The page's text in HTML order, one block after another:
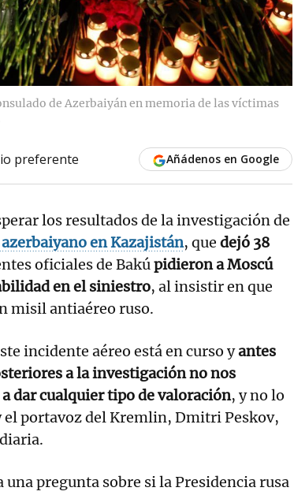
de Azerbaiyán en memoria de las víctimas
preferente Añádenos en Google
los resultados de la investigación de
en Kazajistán, que dejó 38
oficiales de Bakúpidieron a Moscú
en el siniestro, al insistir en que
misil antiaéreo ruso.
incidente aéreo está en curso yantes
a la investigación no nos
dar cualquier tipo de valoración, y no lo
portavoz del Kremlin, Dmitri Peskov,
una pregunta sobre si la Presidencia rusa